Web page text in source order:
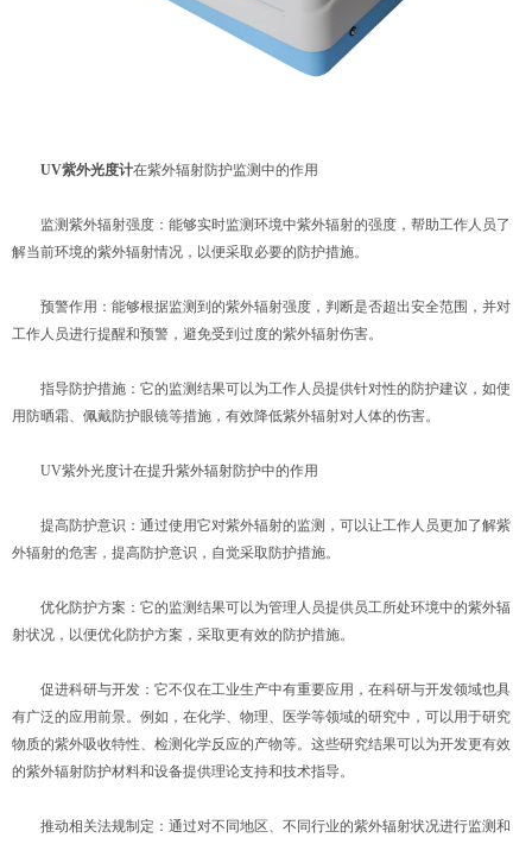
UV紫外光度计在紫外辐射防护监测中的作用
监测紫外辐射强度：能够实时监测环境中紫外辐射的强度，帮助工作人员了
解当前环境的紫外辐射情况，以便采取必要的防护措施。
预警作用：能够根据监测到的紫外辐射强度，判断是否超出安全范围，并对
工作人员进行提醒和预警，避免受到过度的紫外辐射伤害。
指导防护措施：它的监测结果可以为工作人员提供针对性的防护建议，如使
用防晒霜、佩戴防护眼镜等措施，有效降低紫外辐射对人体的伤害。
UV紫外光度计在提升紫外辐射防护中的作用
提高防护意识：通过使用它对紫外辐射的监测，可以让工作人员更加了解紫
外辐射的危害，提高防护意识，自觉采取防护措施。
优化防护方案：它的监测结果可以为管理人员提供员工所处环境中的紫外辐
射状况，以便优化防护方案，采取更有效的防护措施。
促进科研与开发：它不仅在工业生产中有重要应用，在科研与开发领域也具
有广泛的应用前景。例如，在化学、物理、医学等领域的研究中，可以用于研究
物质的紫外吸收特性、检测化学反应的产物等。这些研究结果可以为开发更有效
的紫外辐射防护材料和设备提供理论支持和技术指导。
推动相关法规制定：通过对不同地区、不同行业的紫外辐射状况进行监测和